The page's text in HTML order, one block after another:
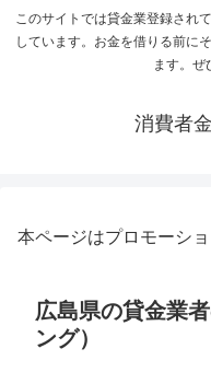
このサイトでは貸金業登録され
しています。お金を借りる前に
ます。ぜ
消費者
本ページはプロモーシ
広島県の貸金業
ング）